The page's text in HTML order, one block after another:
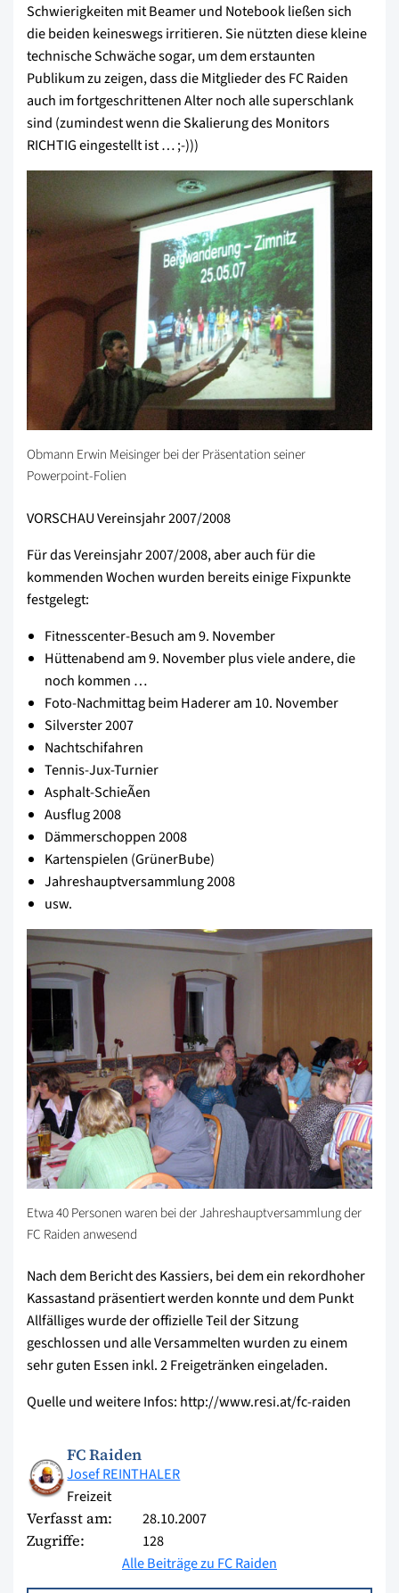
Schwierigkeiten mit Beamer und Notebook ließen sich
die beiden keineswegs irritieren. Sie nützten diese kleine
technische Schwäche sogar, um dem erstaunten
Publikum zu zeigen, dass die Mitglieder des FC Raiden
auch im fortgeschrittenen Alter noch alle superschlank
sind (zumindest wenn die Skalierung des Monitors
RICHTIG eingestellt ist … ;-)))
Obmann Erwin Meisinger bei der Präsentation seiner
Powerpoint-Folien
VORSCHAU Vereinsjahr 2007/2008
Für das Vereinsjahr 2007/2008, aber auch für die
kommenden Wochen wurden bereits einige Fixpunkte
festgelegt:
Fitnesscenter-Besuch am 9. November
Hüttenabend am 9. November plus viele andere, die
noch kommen …
Foto-Nachmittag beim Haderer am 10. November
Silverster 2007
Nachtschifahren
Tennis-Jux-Turnier
Asphalt-SchieÃen
Ausflug 2008
Dämmerschoppen 2008
Kartenspielen (GrünerBube)
Jahreshauptversammlung 2008
usw.
Etwa 40 Personen waren bei der Jahreshauptversammlung der
FC Raiden anwesend
Nach dem Bericht des Kassiers, bei dem ein rekordhoher
Kassastand präsentiert werden konnte und dem Punkt
Allfälliges wurde der offizielle Teil der Sitzung
geschlossen und alle Versammelten wurden zu einem
sehr guten Essen inkl. 2 Freigetränken eingeladen.
Quelle und weitere Infos: http://www.resi.at/fc-raiden
FC Raiden
Josef REINTHALER
Freizeit
Verfasst am: 28.10.2007
Zugriffe:
128
Alle Beiträge zu FC Raiden